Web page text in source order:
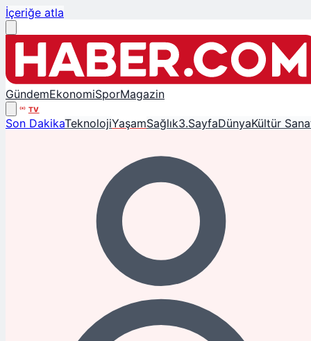
İçeriğe atla
GündemEkonomiSporMagazin
TV
Son DakikaTeknolojiYaşamSağlık3.SayfaDünyaKültür